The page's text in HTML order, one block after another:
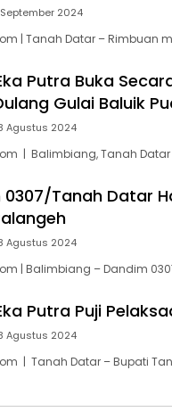
2024
| Tanah Datar – Rimbuan
Putra Buka
Gulai Baluik
Agustus 2024
| Balimbiang, Tanah
0307/Tanah Datar
Agustus 2024
| Balimbiang – Dandim
Putra Puji
Agustus 2024
| Tanah Datar – Bupati